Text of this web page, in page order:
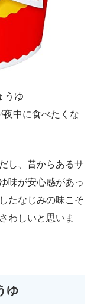
うゆ
夜中に食べたくな
し、昔からあるサ
味が安心感があっ
たなじみの味こそ
わしいと思いま
ゆ